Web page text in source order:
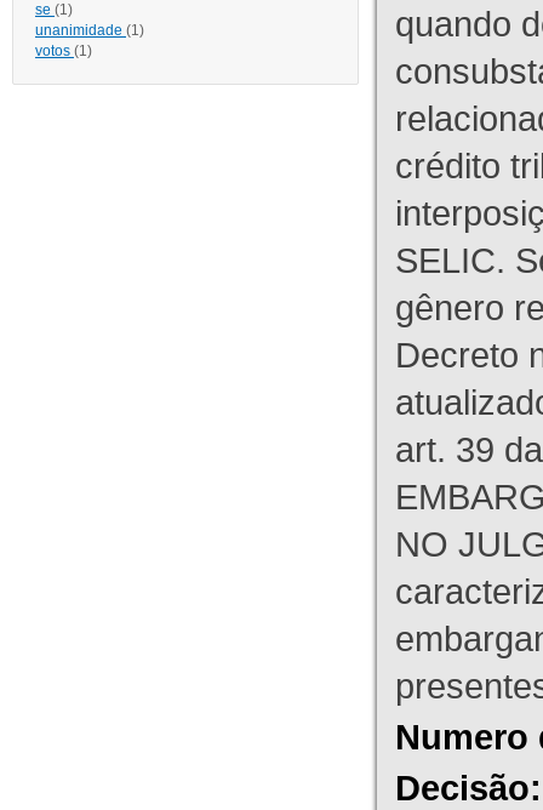
se (1)
unanimidade (1)
votos (1)
quando
crédito
SELIC.
gênero
Decreto
art. 39
NO
Numero
Decisão: